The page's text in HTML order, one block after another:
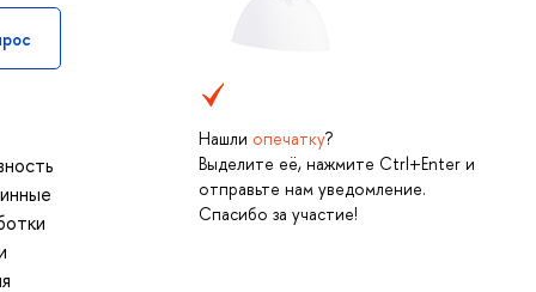
Нашли опечатку?
Выделите её, нажмите Ctrl+Enter и
отправьте нам уведомление.
Спасибо за участие!